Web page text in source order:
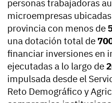
personas trabajadoras
microempresas
provincia con menos de
una dotación total de
financiar inversiones en
ejecutadas a lo largo de
impulsada desde el
Reto Demográfico y